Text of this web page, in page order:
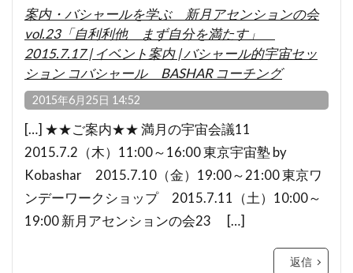
案内・バシャールを学ぶ 新月アセンションの会
vol.23「自利利他 まず自分を満たす」
2015.7.17 | イベント案内 | バシャール的宇宙セッ
ション コバシャール BASHAR コーチング
2015年6月25日 14:52
[…] ★★ご案内★★ 満月の宇宙会議11
2015.7.2（木）11:00～16:00 東京宇宙塾 by
Kobashar 2015.7.10（金）19:00～21:00 東京ワ
ンデーワークショップ 2015.7.11（土）10:00～
19:00 新月アセンションの会23 […]
返信